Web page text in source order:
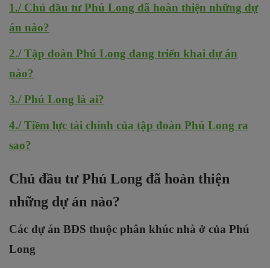
1./ Chủ đầu tư Phú Long đã hoàn thiện những dự
án nào?
2./ Tập đoàn Phú Long đang triển khai dự án
nào?
3./ Phú Long là ai?
4./ Tiềm lực tài chính của tập đoàn Phú Long ra
sao?
Chủ đầu tư Phú Long đã hoàn thiện
những dự án nào?
Các dự án BĐS thuộc phân khúc nhà ở của Phú
Long